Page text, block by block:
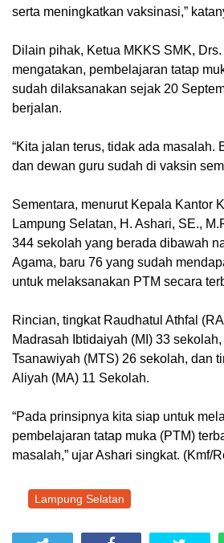
serta meningkatkan vaksinasi,”
Dilain pihak, Ketua MKKS SMK,
mengatakan, pembelajaran tatap
sudah dilaksanakan sejak 20
berjalan.
“Kita jalan terus, tidak ada masalah.
dan dewan guru sudah di vaksin
Sementara, menurut Kepala Kantor
Lampung Selatan, H. Ashari, SE.,
344 sekolah yang berada dibawah
Agama, baru 76 yang sudah
untuk melaksanakan PTM secara
Rincian, tingkat Raudhatul Athfal
Madrasah Ibtidaiyah (MI) 33
Tsanawiyah (MTS) 26 sekolah, dan
Aliyah (MA) 11 Sekolah.
“Pada prinsipnya kita siap untuk
pembelajaran tatap muka (PTM)
masalah,” ujar Ashari singkat. (Kmf/
Lampung Selatan